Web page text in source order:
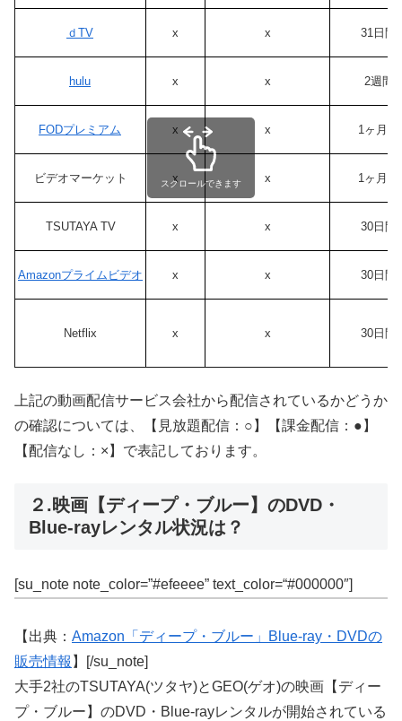
ｄTV x x 31日間
hulu x x 2週間
FODプレミアム x x 1ヶ月間
ビデオマーケット x x 1ヶ月間
TSUTAYA TV x x 30日間
Amazonプライムビデオ x x 30日間
Netflix x x 30日間
スクロールできます
上記の動画配信サービス会社から配信されているかどうか
の確認については、【見放題配信：○】【課金配信：●】
【配信なし：×】で表記しております。
２.映画【ディープ・ブルー】のDVD・
Blue-rayレンタル状況は？
[su_note note_color=”#efeeee” text_color=“#000000″]
【出典： Amazon「ディープ・ブルー」Blue-ray・DVDの
販売情報 】[/su_note]
大手2社のTSUTAYA(ツタヤ)とGEO(ゲオ)の映画【ディー
プ・ブルー】のDVD・Blue-rayレンタルが開始されている